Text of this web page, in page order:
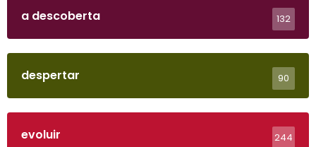
a descoberta 132
despertar 90
evoluir 244